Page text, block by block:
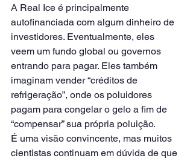
A Real Ice é principalmente
autofinanciada com algum dinheiro de
investidores. Eventualmente, eles
veem um fundo global ou governos
entrando para pagar. Eles também
imaginam vender “créditos de
refrigeração”, onde os poluidores
pagam para congelar o gelo a fim de
“compensar” sua própria poluição.
É uma visão convincente, mas muitos
cientistas continuam em dúvida de que